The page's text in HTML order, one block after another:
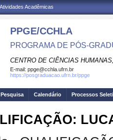
Acadêmicas
PPGE/CCHLA
PROGRAMA DE PÓS-
CENTRO DE CIÊNCIAS
E-mail: ppge@cchla.ufrn.br
https://posgraduacao.ufrn.br/ppge
Calendário Processos